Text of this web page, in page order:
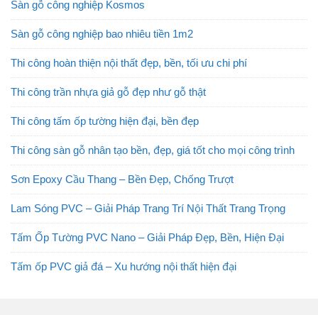
Sàn gỗ công nghiệp Kosmos
Sàn gỗ công nghiệp bao nhiêu tiền 1m2
Thi công hoàn thiện nội thất đẹp, bền, tối ưu chi phí
Thi công trần nhựa giả gỗ đẹp như gỗ thật
Thi công tấm ốp tường hiện đại, bền đẹp
Thi công sàn gỗ nhân tạo bền, đẹp, giá tốt cho mọi công trình
Sơn Epoxy Cầu Thang – Bền Đẹp, Chống Trượt
Lam Sóng PVC – Giải Pháp Trang Trí Nội Thất Trang Trọng
Tấm Ốp Tường PVC Nano – Giải Pháp Đẹp, Bền, Hiện Đại
Tấm ốp PVC giả đá – Xu hướng nội thất hiện đại